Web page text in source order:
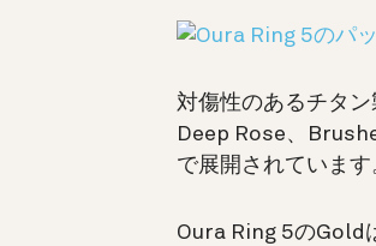
対傷性のあるチタ
Deep Rose、
で展開されています
Oura Ring 5のGold